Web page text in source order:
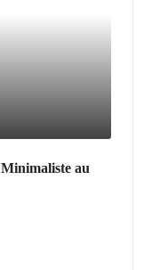
au